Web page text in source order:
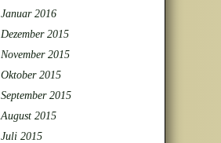
Januar 2016
Dezember 2015
November 2015
Oktober 2015
September 2015
August 2015
Juli 2015